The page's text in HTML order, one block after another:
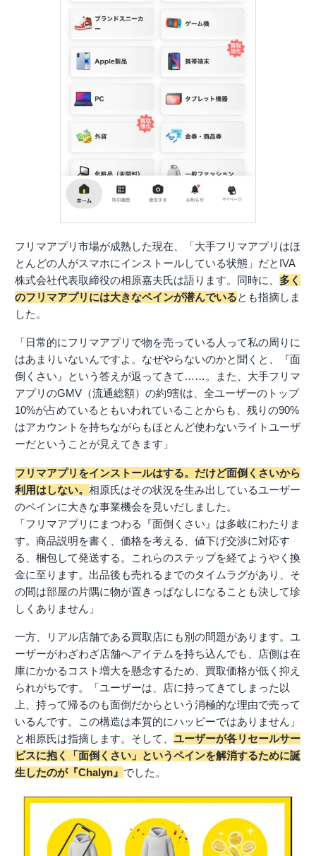
フリマアプリ市場が成熟した現在、「大手フリマアプリはほ
とんどの人がスマホにインストールしている状態」だとIVA
株式会社代表取締役の相原嘉夫氏は語ります。同時に、 多く
のフリマアプリには大きなペインが潜んでいるとも指摘しま
した。
「日常的にフリマアプリで物を売っている人って私の周りに
はあまりいないんですよ。なぜやらないのかと聞くと、『面
倒くさい』という答えが返ってきて……。また、大手フリマ
アプリのGMV（流通総額）の約9割は、全ユーザーのトップ
10%が占めているともいわれていることからも、残りの90%
はアカウントを持ちながらもほとんど使わないライトユーザ
ーだということが見えてきます」
フリマアプリをインストールはする。だけど面倒くさいから
利用はしない。 相原氏はその状況を生み出しているユーザー
のペインに大きな事業機会を見いだしました。
「フリマアプリにまつわる『面倒くさい』は多岐にわたりま
す。商品説明を書く、価格を考える、値下げ交渉に対応す
る、梱包して発送する。これらのステップを経てようやく換
金に至ります。出品後も売れるまでのタイムラグがあり、そ
の間は部屋の片隅に物が置きっぱなしになることも決して珍
しくありません」
一方、リアル店舗である買取店にも別の問題があります。ユ
ーザーがわざわざ店舗へアイテムを持ち込んでも、店側は在
庫にかかるコスト増大を懸念するため、買取価格が低く抑え
られがちです。「ユーザーは、店に持ってきてしまった以
上、持って帰るのも面倒だからという消極的な理由で売って
いるんです。この構造は本質的にハッピーではありません」
と相原氏は指摘します。そして、 ユーザーが各リセールサー
ビスに抱く「面倒くさい」というペインを解消するために誕
生したのが『Chalyn』 でした。